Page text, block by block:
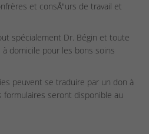
et consÅ"urs de travail et
spécialement Dr. Bégin et toute
domicile pour les bons soins
peuvent se traduire par un don à
formulaires seront disponible au